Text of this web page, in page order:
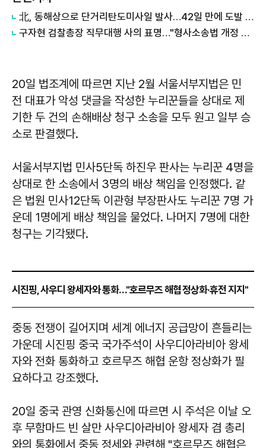
北, 동해상으로 단거리탄도미사일 발사…42일 만에 도발 外
구자현 검찰총장 직무대행 사의 표명…"형사소송법 개정 책임 통감" 外
20일 법조계에 따르면 지난 2월 서울서부지법은 민
전 대표가 악성 댓글을 작성한 누리꾼들을 상대로 제
기한 두 건의 손해배상 청구 소송을 모두 원고 일부 승
소로 판결했다.
서울서부지법 민사5단독 하진우 판사는 누리꾼 4명을
상대로 한 소송에서 3명의 배상 책임을 인정했다. 같
은 법원 민사12단독 이관형 부장판사도 누리꾼 7명 가
운데 1명에게 배상 책임을 물었다. 나머지 7명에 대한
청구는 기각됐다.
시진핑, 사우디 왕세자와 통화…"호르무즈 해협 정상화·휴전 지지"
중동 전쟁이 길어지며 세계 에너지 공급망이 흔들리는
가운데 시진핑 중국 국가주석이 사우디아라비아 왕세
자와 전화 통화하고 호르무즈 해협 운항 정상화가 필
요하다고 강조했다.
20일 중국 관영 신화통신에 따르면 시 주석은 이날 오
후 무함마드 빈 살만 사우디아라비아 왕세자 겸 총리
와의 통화에서 중동 정세와 관련해 "호르무즈 해협은